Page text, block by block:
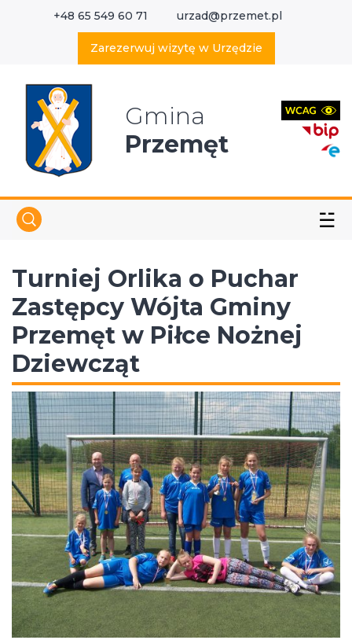
+48 65 549 60 71 urzad@przemet.pl
Zarezerwuj wizytę w Urzędzie
Gmina
Przemęt
☱
Turniej Orlika o Puchar
Zastępcy Wójta Gminy
Przemęt w Piłce Nożnej
Dziewcząt
Wyszukaj w serwisie